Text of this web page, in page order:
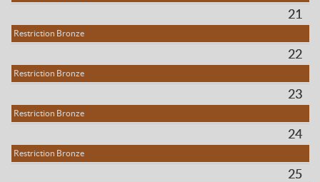
Restriction Bronze
Restriction Bronze
Restriction Bronze
Restriction Bronze
21
22
23
24
25